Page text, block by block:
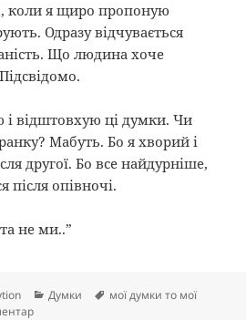
коли я щиро пропоную
Одразу відчувається
Що людина хоче
відштовхую ці думки. Чи
Мабуть. Бо я хворий і
другої. Бо все найдурніше,
після опівночі.
не ми..”
Категорії
Думки Позначки
мої думки то мої
до Вирвані сторінки, що тобі, що мені…